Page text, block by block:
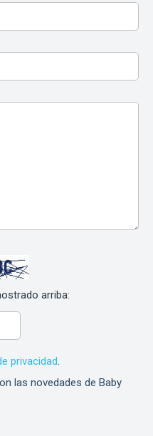
arriba:
privacidad
las novedades de Baby